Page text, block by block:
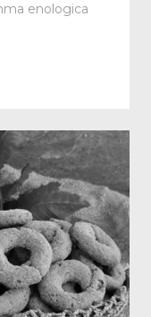
enologica